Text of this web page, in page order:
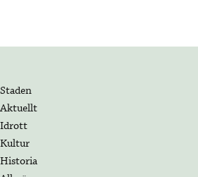
Staden
Aktuellt
Idrott
Kultur
Historia